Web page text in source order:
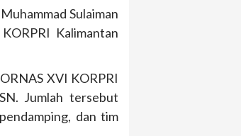
Sulaiman
Kalimantan
XVI KORPRI
Jumlah tersebut
dan tim